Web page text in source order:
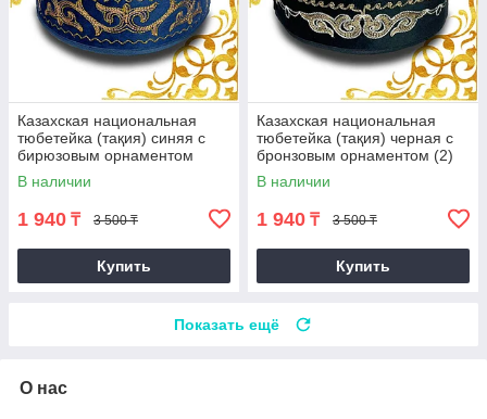
Казахская национальная
тюбетейка (тақия) синяя с
бирюзовым орнаментом
В наличии
1 940 ₸ 3 500 ₸
Купить
Казахская национальная
тюбетейка (тақия) черная с
бронзовым орнаментом (2)
В наличии
1 940 ₸ 3 500 ₸
Купить
Показать ещё
О нас